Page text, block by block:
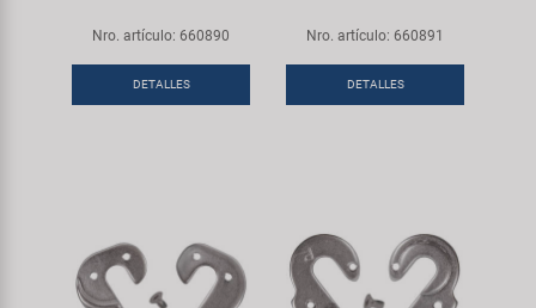
Nro. artículo: 660890
DETALLES
Nro. artículo: 660891
DETALLES